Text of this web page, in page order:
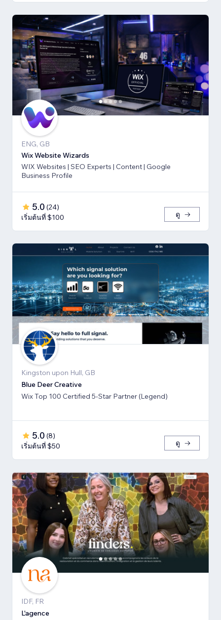
ENG, GB
Wix Website Wizards
WIX Websites | SEO Experts | Content | Google
Business Profile
5.0 (24)
เริ่มต้นที่ $100
ดู
Kingston upon Hull, GB
Blue Deer Creative
Wix Top 100 Certified 5-Star Partner (Legend)
5.0 (8)
เริ่มต้นที่ $50
ดู
IDF, FR
L'agence